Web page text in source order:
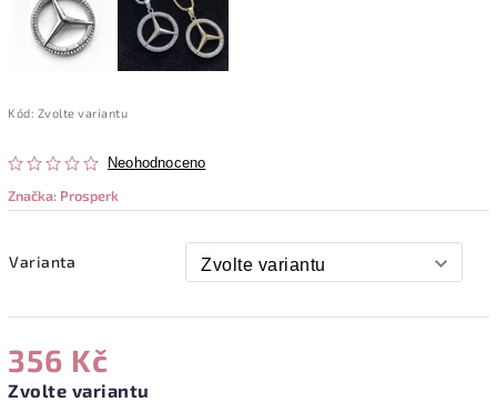
Kód: Zvolte variantu
Neohodnoceno
Značka: Prosperk
Varianta
356 Kč
Zvolte variantu